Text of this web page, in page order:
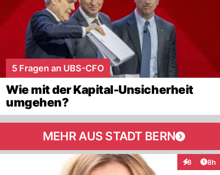
5 Fragen an UBS-CFO
Wie mit der Kapital-Unsicherheit
umgehen?
MEHR AUS STADT BERN
8 8h